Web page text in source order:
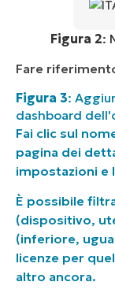
Figura 2:
Fare
Figura 3:
dashboard
Fai clic sul
pagina dei
impostazioni e
È possibile
(dispositivo,
(inferiore,
licenze per
altro ancora.